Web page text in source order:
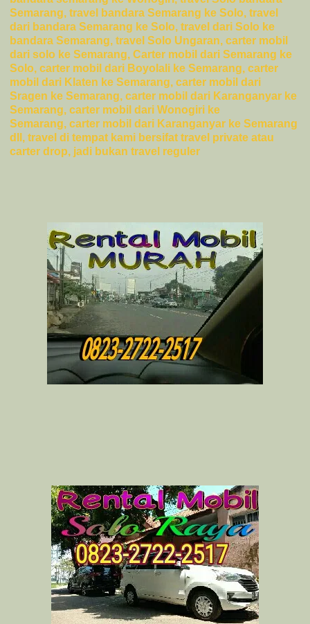
Semarang, travel bandara Semarang ke Solo, travel
dari bandara Semarang ke Solo, travel dari Solo ke
bandara Semarang, travel Solo Ungaran, carter mobil
dari solo ke Semarang, Carter mobil dari Semarang ke
Solo, carter mobil dari Boyolali ke Semarang, carter
mobil dari Klaten ke Semarang, carter mobil dari
Sragen ke Semarang, carter mobil dari Karanganyar ke
Semarang, carter mobil dari Wonogiri ke
Semarang, carter mobil dari Karanganyar ke Semarang
dll, travel di tempat kami bersifat travel private atau
carter drop, jadi bukan travel reguler